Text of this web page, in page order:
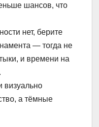
шансов, что
нет, берите
— тогда не
и времени на
визуально
а тёмные